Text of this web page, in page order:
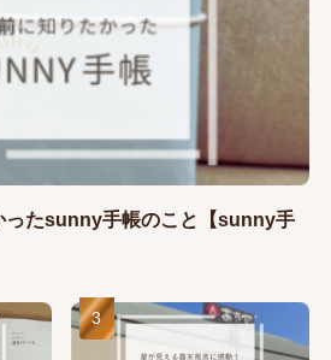
ったsunny手帳のこと【sunny手